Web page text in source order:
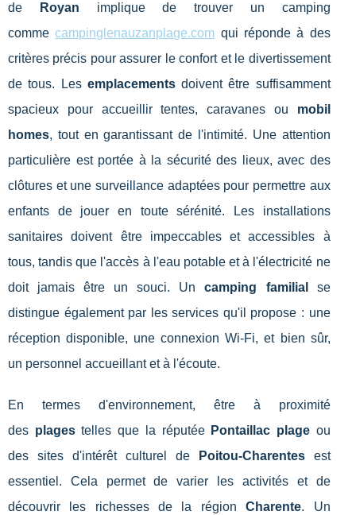
de
Royan implique de trouver un camping
commecampinglenauzanplage.com qui réponde à des
critères précis pour assurer le confort et le divertissement
de tous. Les emplacementsdoivent être suffisamment
spacieux pour accueillir tentes, caravanes ou mobil
homes, tout en garantissant de l'intimité. Une attention
particulière est portée à la sécurité des lieux, avec des
clôtures et une surveillance adaptées pour permettre aux
enfants de jouer en toute sérénité. Les installations
sanitaires doivent être impeccables et accessibles à
tous, tandis que l'accès à l'eau potable et à l'électricité ne
doit jamais être un souci. Uncamping familial
se
distingue également par les services qu'il propose : une
réception disponible, une connexion Wi-Fi, et bien sûr,
un personnel accueillant et à l'écoute.
En termes d'environnement, être à proximité
des plagestelles que la réputée Pontaillac plageou
des sites d'intérêt culturel de
Poitou-Charentesest
essentiel. Cela permet de varier les activités et de
découvrir les richesses de la régionCharente. Un